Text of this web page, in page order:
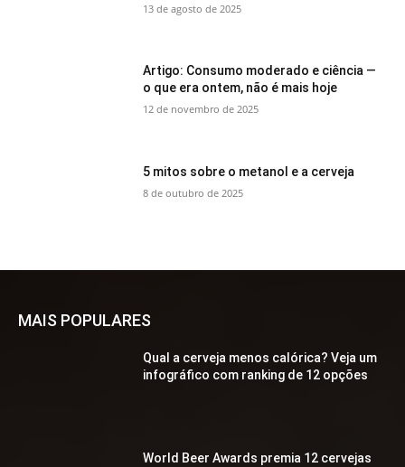
13 de agosto de 2025
Artigo: Consumo moderado e ciência —
o que era ontem, não é mais hoje
12 de novembro de 2025
5 mitos sobre o metanol e a cerveja
8 de outubro de 2025
MAIS POPULARES
Qual a cerveja menos calórica? Veja um
infográfico com ranking de 12 opções
World Beer Awards premia 12 cervejas